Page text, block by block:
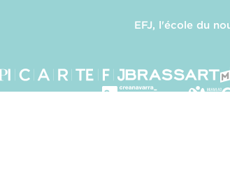
EFJ, l'école du